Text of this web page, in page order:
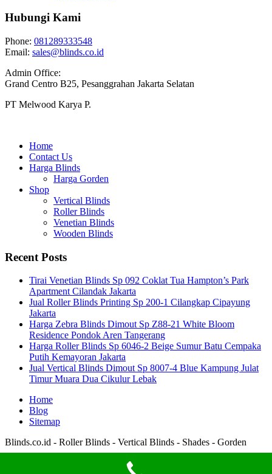
Hubungi Kami
Phone: 081289333548
Email: sales@blinds.co.id
Admin Office:
Grand Centro B25, Pesanggrahan Jakarta Selatan
PT Melwood Karya P.
Home
Contact Us
Harga Blinds
Harga Gorden
Shop
Vertical Blinds
Roller Blinds
Venetian Blinds
Wooden Blinds
Recent Posts
Tirai Venetian Blinds Sp 092 Coklat Tua Hampton’s Park
Apartment Cilandak Jakarta
Jual Roller Blinds Printing Sp 200-1 Cilangkap Cipayung
Jakarta
Harga Zebra Blinds Dimout Sp Z88-21 White Bloom
Residence Pondok Aren Tangerang
Harga Roller Blinds Sp 6046-2 Beige Sumur Batu Cempaka
Putih Kemayoran Jakarta
Jual Vertical Blinds Dimout Sp 8007-4 Blue Kampung Julat
Timur Muara Dua Cikulur Lebak
Home
Blog
Sitemap
Blinds.co.id - Roller Blinds - Vertical Blinds - Shades - Gorden